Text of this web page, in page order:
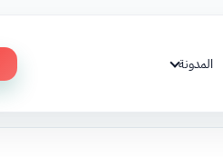
المدونة